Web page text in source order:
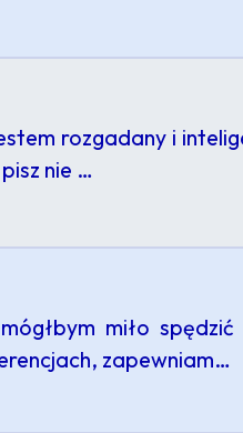
rozgadany i
nie …
miło spędzić
zapewniam…